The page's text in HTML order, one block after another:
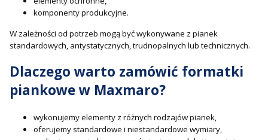
komponenty produkcyjne.
W zależności od potrzeb mogą być wykonywane z pianek
standardowych, antystatycznych, trudnopalnych lub technicznych.
Dlaczego warto zamówić formatki
piankowe w Maxmaro?
wykonujemy elementy z różnych rodzajów pianek,
oferujemy standardowe i niestandardowe wymiary,